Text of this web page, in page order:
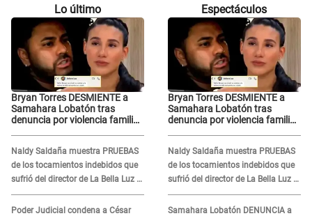
Lo último
Bryan Torres DESMIENTE a
Samahara Lobatón tras
denuncia por violencia familiar
hijos, pero..."
Naldy Saldaña muestra PRUEBAS
de los tocamientos indebidos que
sufrió del director de La Bella Luz y
SE QUIEBRA: "Estaba asustada"
Poder Judicial condena a César
Espectáculos
Bryan Torres DESMIENTE a
Samahara Lobatón tras
denuncia por violencia familiar
hijos, pero..."
Naldy Saldaña muestra PRUEBAS
de los tocamientos indebidos que
sufrió del director de La Bella Luz y
SE QUIEBRA: "Estaba asustada"
Samahara Lobatón DENUNCIA a